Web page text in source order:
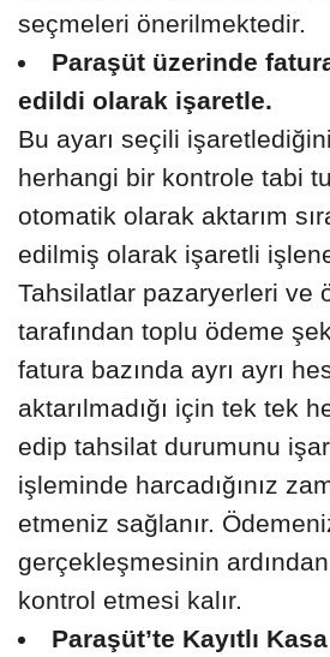
seçmeleri önerilmektedir.
Paraşüt üzerinde
edildi olarak işaretle.
Bu ayarı seçili
herhangi bir kontrole tabi
otomatik olarak aktarım
edilmiş olarak işaretli
Tahsilatlar pazaryerleri ve
tarafından toplu ödeme
fatura bazında ayrı ayrı
aktarılmadığı için tek tek
edip tahsilat durumunu
işleminde harcadığınız
etmeniz sağlanır.
gerçekleşmesinin
kontrol etmesi kalır.
Paraşüt’te Kayıtlı